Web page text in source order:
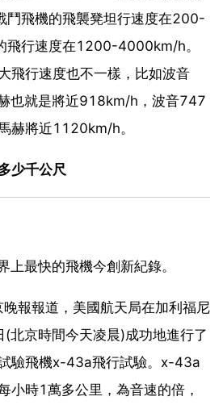
飛機的飛襲凳坦行速度在200-
飛行速度在1200-4000km/h。
飛行速度也不一樣，比如波音
也就是將近918km/h，波音747
赫將近1120km/h。
少千公尺
上最快的飛機今創新紀錄。
報報道，美國航天局在加利福尼
北京時間今天凌晨)成功地進行了
驗飛機x-43a飛行試驗。x-43a
小時1萬多公里，為音速的倍，